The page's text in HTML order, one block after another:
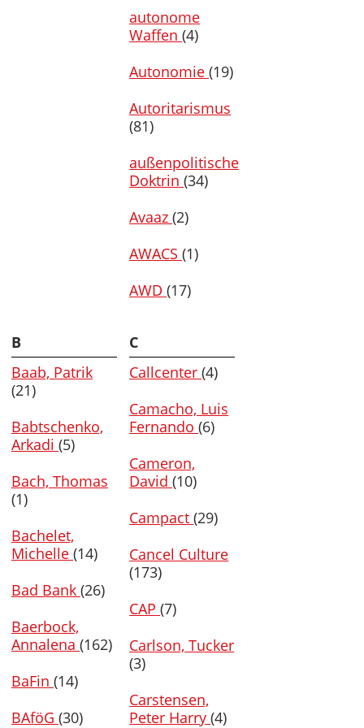
autonome
Waffen(4)
Autonomie(19)
Autoritarismus
(81)
außenpolitische
Doktrin(34)
Avaaz(2)
AWACS(1)
AWD(17)
B
Baab, Patrik
(21)
Babtschenko,
Arkadi (5)
Bach, Thomas
(1)
Bachelet,
Michelle (14)
Bad Bank (26)
Baerbock,
Annalena (162)
BaFin (14)
BAföG (30)
C
Callcenter(4)
Camacho, Luis
Fernando(6)
Cameron,
David(10)
Campact(29)
Cancel Culture
(173)
CAP(7)
Carlson, Tucker
(3)
Carstensen,
Peter Harry(4)